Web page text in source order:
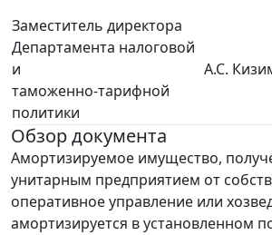
Заместитель директора
Департамента налоговой
и
таможенно-тарифной
политики
А.С.
Обзор документа
Амортизируемое имущество,
унитарным предприятием от
оперативное управление или
амортизируется в установленном